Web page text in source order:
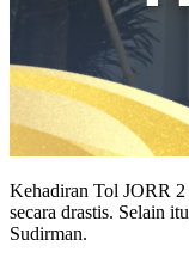
Kehadiran Tol JORR 2
secara drastis. Selain
Sudirman.